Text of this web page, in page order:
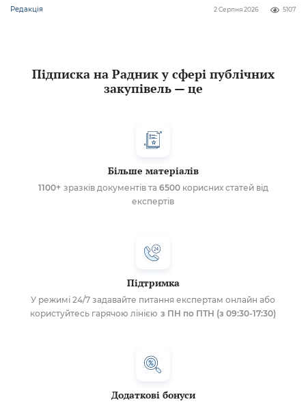
Редакція 5107
2 Серпня 2026
Підписка на Радник у сфері публічних
закупівель — це
Більше матеріалів
1100+ зразків документів та 6500корисних статей від
експертів
Підтримка
У режимі 24/7 задавайте питання експертам онлайн або
користуйтесь гарячою лінією з ПН по ПТН (з 09:30-17:30)
Додаткові бонуси